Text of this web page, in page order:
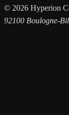
© 2026 Hyperion
92100 Boulogne-